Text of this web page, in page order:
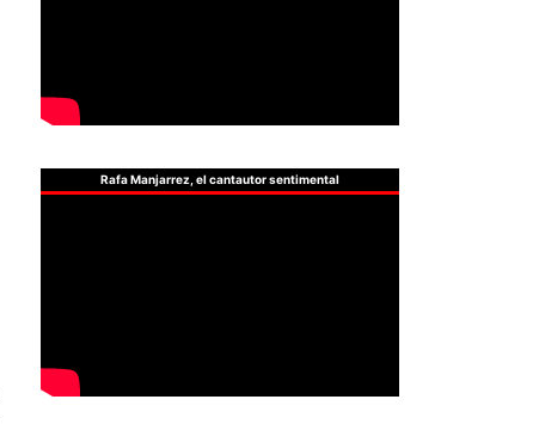
Rafa Manjarrez, el cantautor sentimental